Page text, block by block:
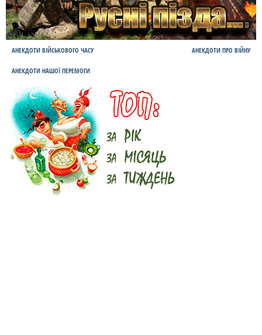
АНЕКДОТИ ВІЙСЬКОВОГО ЧАСУ АНЕКДОТИ ПРО ВІЙНУ
АНЕКДОТИ НАШОЇ ПЕРЕМОГИ